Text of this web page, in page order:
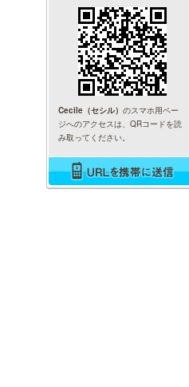
Cecile（セシル） のスマホ用ペー
ジへのアクセスは、QRコードを読
み取ってください。